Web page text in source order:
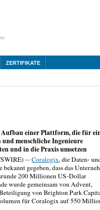
ZERTIFIKATE
einer Plattform, die für
menschliche Ingenieure
und in die Praxis umsetzen
-- Coralogix, die Daten-
gegeben, dass das
200 Millionen US-Dollar
wurde gemeinsam von Advent,
von Brighton Park
für Coralogix auf 550